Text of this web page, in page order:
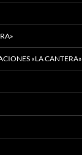
«LA CANTERA»